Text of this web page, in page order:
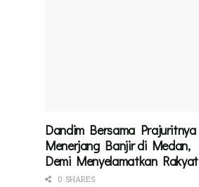
Dandim Bersama Prajuritnya
Menerjang Banjir di Medan,
Demi Menyelamatkan Rakyat
0 SHARES